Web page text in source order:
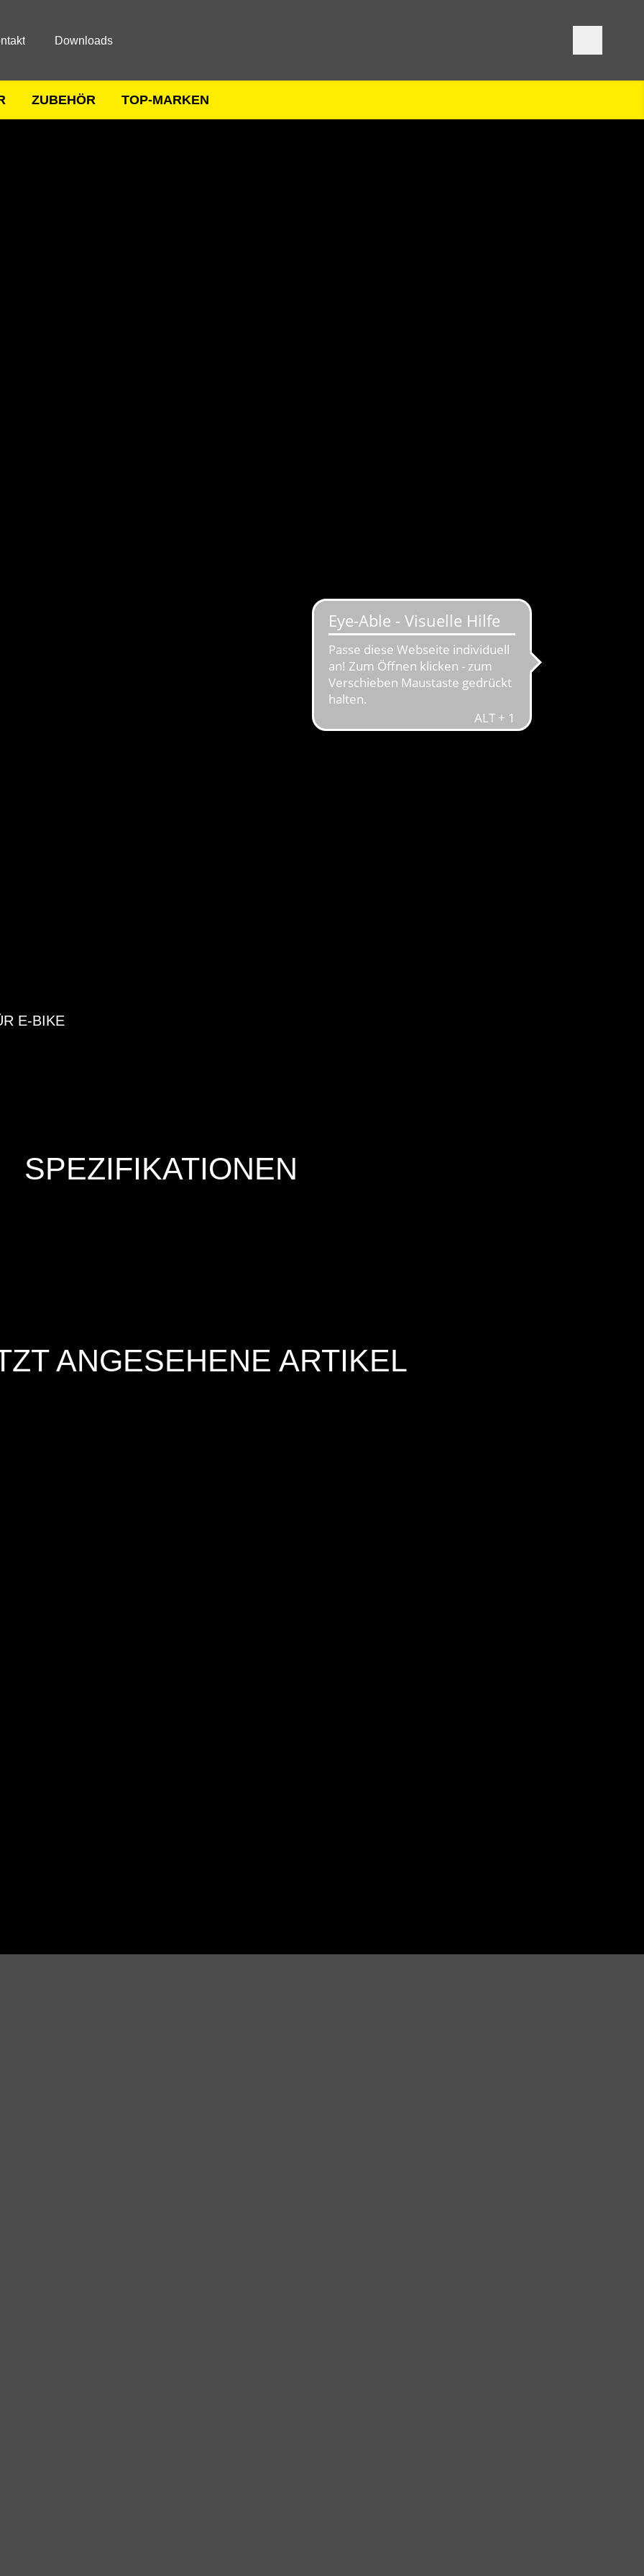
Downloads
ZUBEHÖR TOP-MARKEN
E-BIKE
SPEZIFIKATIONEN
ANGESEHENE ARTIKEL